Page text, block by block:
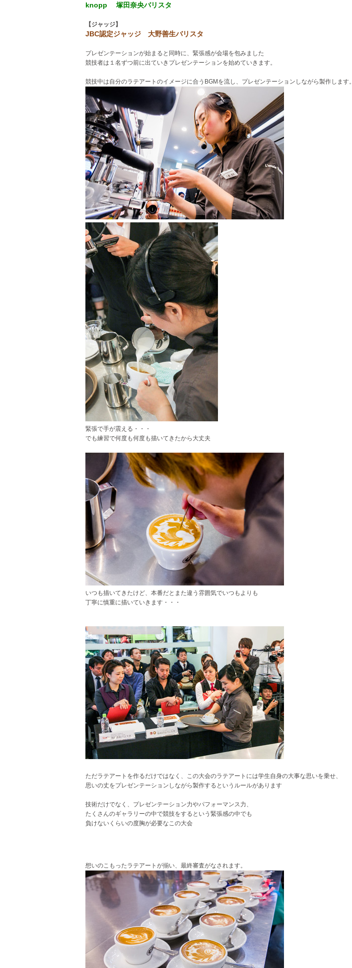
knopp 塚田奈央バリスタ
【ジャッジ】
JBC認定ジャッジ 大野善生バリスタ
プレゼンテーションが始まると同時に、緊張感が会場を包みました
競技者は１名ずつ前に出ていきプレゼンテーションを始めていきます。
競技中は自分のラテアートのイメージに合うBGMを流し、プレゼンテーションしながら製作します。
緊張で手が震える・・・
でも練習で何度も何度も描いてきたから大丈夫
いつも描いてきたけど、本番だとまた違う雰囲気でいつもよりも
丁寧に慎重に描いていきます・・・
ただラテアートを作るだけではなく、この大会のラテアートには学生自身の大事な思いを乗せ、
思いの丈をプレゼンテーションしながら製作するというルールがあります
技術だけでなく、 プレゼンテーション力やパフォーマンス力、
たくさんのギャラリーの中で競技をするという緊張感の中でも
負けないくらいの度胸が必要なこの大会
想いのこもったラテアートが揃い、最終審査がなされます。